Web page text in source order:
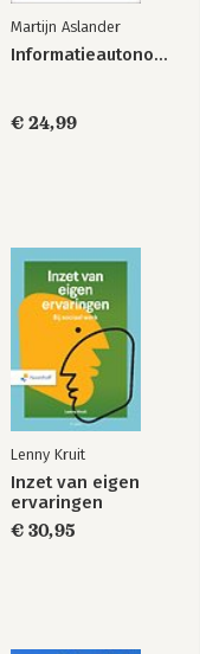
"Surely You`re
Joking, Mr.
Feynman!" –
Adventures of a
Curious Character
Martijn Aslander
Informatieautonomie
€ 24,99
Lenny Kruit
Inzet van eigen
ervaringen
€ 30,95